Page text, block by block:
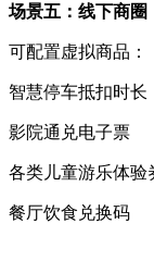
场景五：线下商圈
可配置虚拟商品：
智慧停车抵扣时长
影院通兑电子票
各类儿童游乐体验
餐厅饮食兑换码